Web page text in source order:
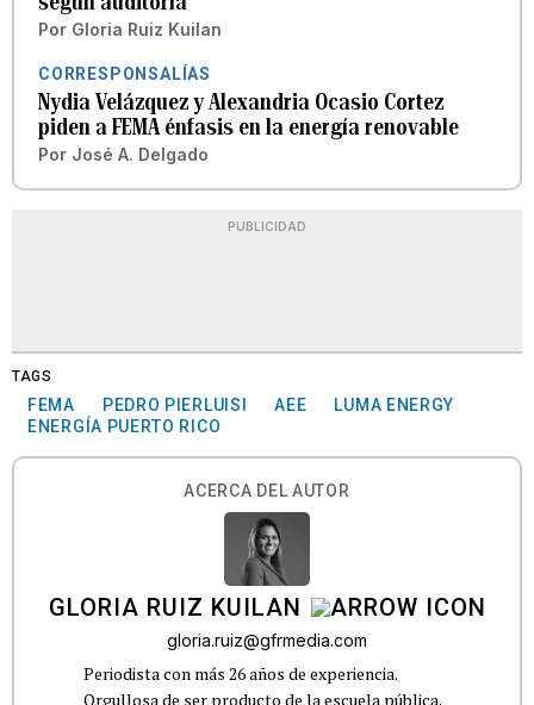
Por Gloria Ruiz Kuilan
CORRESPONSALÍAS
Nydia Velázquez y Alexandria Ocasio Cortez
piden a FEMA énfasis en la energía renovable
Por José A. Delgado
PUBLICIDAD
TAGS
FEMA PEDRO PIERLUISI AEE
LUMA ENERGY
ENERGÍA PUERTO RICO
ACERCA DEL AUTOR
GLORIA RUIZ KUILAN
gloria.ruiz@gfrmedia.com
Periodista con más 26 años de experiencia.
Orgullosa de ser producto de la escuela pública.